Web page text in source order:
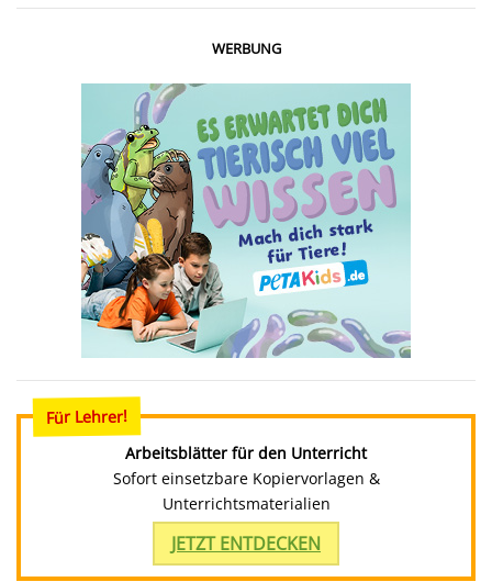
WERBUNG
Für Lehrer!
Arbeitsblätter für den Unterricht
Sofort einsetzbare Kopiervorlagen &
Unterrichtsmaterialien
JETZT ENTDECKEN